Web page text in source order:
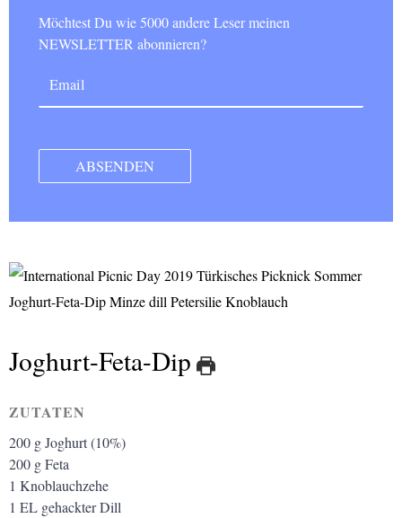
Möchtest Du wie 5000 andere Leser meinen
NEWSLETTER abonnieren?
Joghurt-Feta-Dip
ZUTATEN
200 gJoghurt (10%)
200 gFeta
1 Knoblauchzehe
1 EL gehackter Dill